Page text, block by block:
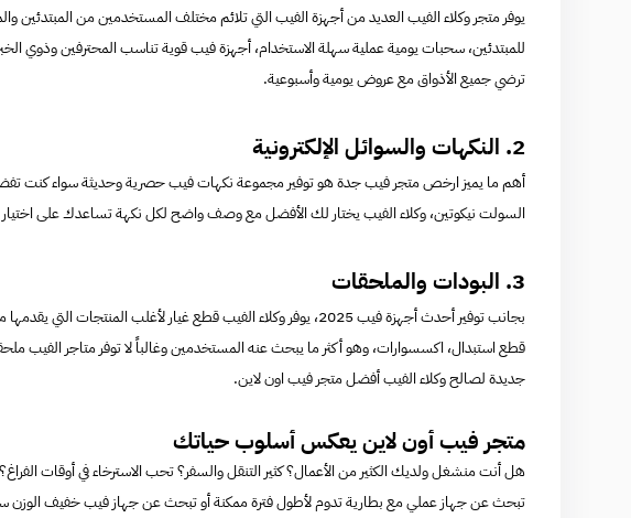
يوفر متجر وكلاء الفيب العديد من أجهزة الفيب التي تلائم مختلف المستخدمين من
للمبتدئين، سحبات يومية عملية سهلة الاستخدام، أجهزة فيب قوية تناسب المحترفين وذوي
ترضي جميع الأذواق مع عروض يومية وأسبوعية.
2. النكهات والسوائل الإلكترونية
أهم ما يميز ارخص متجر فيب جدة هو توفير مجموعة نكهات فيب حصرية وحديثة سواء كنت تفضل
السولت نيكوتين، وكلاء الفيب يختار لك الأفضل مع وصف واضح لكل نكهة تساعدك على اختيار
3. البودات والملحقات
بجانب توفير أحدث أجهزة فيب 2025، يوفر وكلاء الفيب قطع غيار لأغلب
قطع استبدال، اكسسوارات، وهو أكثر ما يبحث عنه المستخدمين وغالباً لا توفر متاجر الفيب
جديدة لصالح وكلاء الفيب أفضل متجر فيب اون لاين.
متجر فيب أون لاين يعكس أسلوب حياتك
هل أنت منشغل ولديك الكثير من الأعمال؟ كثير التنقل والسفر؟ تحب الاسترخاء في أوقات
تبحث عن جهاز عملي مع بطارية تدوم لأطول فترة ممكنة أو تبحث عن جهاز فيب خفيف الوزن